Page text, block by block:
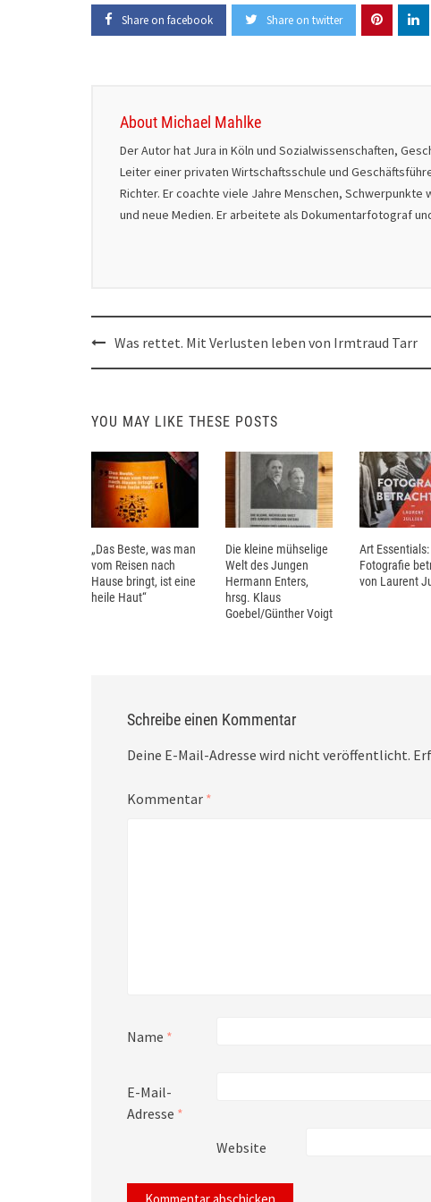
Share on facebook Share on twitter
About Michael Mahlke
Der Autor hat Jura in Köln und Sozialwissenschaften,
Leiter einer privaten Wirtschaftsschule und
Richter. Er coachte viele Jahre Menschen,
und neue Medien. Er arbeitete als Dokumentarfotograf
PostWas rettet. Mit Verlusten leben von Irmtraud Tarr
YOU MAY LIKE THESE POSTS
„Das Beste, was man
vom Reisen nach
Hause bringt, ist eine
heile Haut“
Die kleine mühselige
Welt des Jungen
Hermann Enters,
hrsg. Klaus
Goebel/Günther Voigt
Art Essentials:
Fotografie
von Laurent
Schreibe einen Kommentar
Deine E-Mail-Adresse wird nicht veröffentlicht.
Kommentar *
Name *
E-Mail-
Adresse *
Website